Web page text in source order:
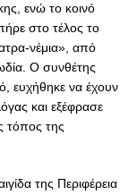
ενώ το κοινό
στο τέλος το
νέμια», από
Ο συνθέτης
ευχήθηκε να έχουν
και εξέφρασε
τόπος της
της Περιφέρεια